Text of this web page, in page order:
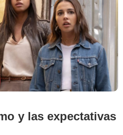
y las expectativas